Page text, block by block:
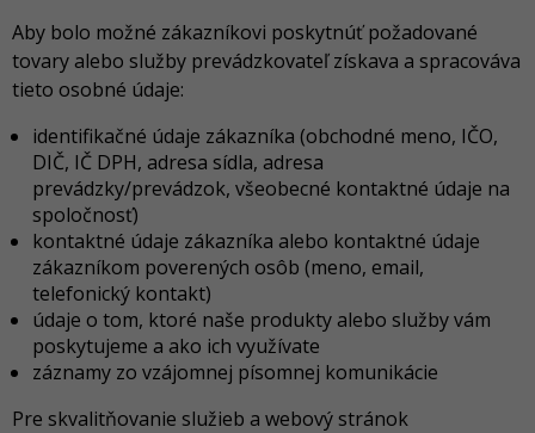
Aby bolo možné zákazníkovi poskytnúť požadované
tovary alebo služby prevádzkovateľ získava a spracováva
tieto osobné údaje:
identifikačné údaje zákazníka (obchodné meno, IČO,
DIČ, IČ DPH, adresa sídla, adresa
prevádzky/prevádzok, všeobecné kontaktné údaje na
spoločnosť)
kontaktné údaje zákazníka alebo kontaktné údaje
zákazníkom poverených osôb (meno, email,
telefonický kontakt)
údaje o tom, ktoré naše produkty alebo služby vám
poskytujeme a ako ich využívate
záznamy zo vzájomnej písomnej komunikácie
Pre skvalitňovanie služieb a webový stránok